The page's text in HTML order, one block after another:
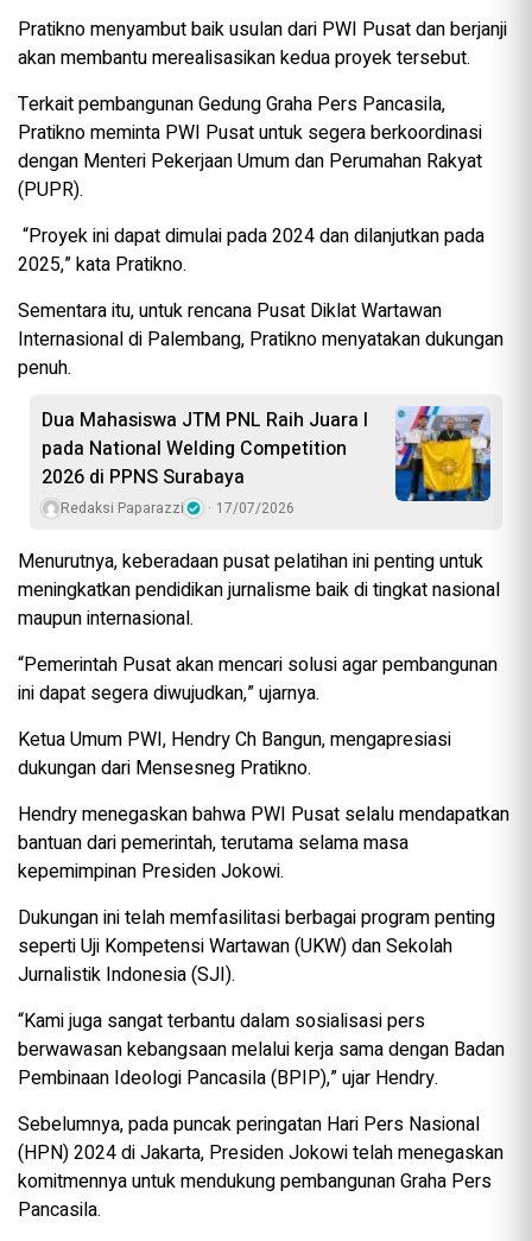
Pratikno menyambut baik usulan dari PWI Pusat dan berjanji
akan membantu merealisasikan kedua proyek tersebut.
Terkait pembangunan Gedung Graha Pers Pancasila,
Pratikno meminta PWI Pusat untuk segera berkoordinasi
dengan Menteri Pekerjaan Umum dan Perumahan Rakyat
(PUPR).
“Proyek ini dapat dimulai pada 2024 dan dilanjutkan pada
2025,” kata Pratikno.
Sementara itu, untuk rencana Pusat Diklat Wartawan
Internasional di Palembang, Pratikno menyatakan dukungan
penuh.
Dua Mahasiswa JTM PNL Raih Juara I
pada National Welding Competition
2026 di PPNS Surabaya
Redaksi Paparazzi 17/07/2026
Menurutnya, keberadaan pusat pelatihan ini penting untuk
meningkatkan pendidikan jurnalisme baik di tingkat nasional
maupun internasional.
“Pemerintah Pusat akan mencari solusi agar pembangunan
ini dapat segera diwujudkan,” ujarnya.
Ketua Umum PWI, Hendry Ch Bangun, mengapresiasi
dukungan dari Mensesneg Pratikno.
Hendry menegaskan bahwa PWI Pusat selalu mendapatkan
bantuan dari pemerintah, terutama selama masa
kepemimpinan Presiden Jokowi.
Dukungan ini telah memfasilitasi berbagai program penting
seperti Uji Kompetensi Wartawan (UKW) dan Sekolah
Jurnalistik Indonesia (SJI).
“Kami juga sangat terbantu dalam sosialisasi pers
berwawasan kebangsaan melalui kerja sama dengan Badan
Pembinaan Ideologi Pancasila (BPIP),” ujar Hendry.
Sebelumnya, pada puncak peringatan Hari Pers Nasional
(HPN) 2024 di Jakarta, Presiden Jokowi telah menegaskan
komitmennya untuk mendukung pembangunan Graha Pers
Pancasila.